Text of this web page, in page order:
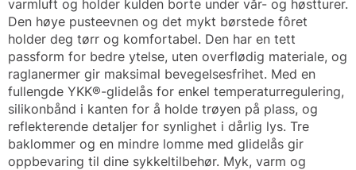
varmluft og holder kulden borte under vår- og høstturer.
Den høye pusteevnen og det mykt børstede fôret
holder deg tørr og komfortabel. Den har en tett
passform for bedre ytelse, uten overflødig materiale, og
raglanermer gir maksimal bevegelsesfrihet. Med en
fullengde YKK®-glidelås for enkel temperaturregulering,
silikonbånd i kanten for å holde trøyen på plass, og
reflekterende detaljer for synlighet i dårlig lys. Tre
baklommer og en mindre lomme med glidelås gir
oppbevaring til dine sykkeltilbehør. Myk, varm og